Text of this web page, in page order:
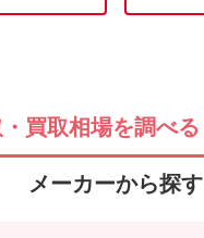
買取相場を調べる
メーカーから探す